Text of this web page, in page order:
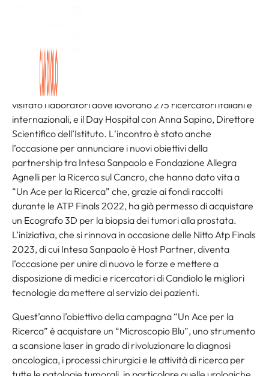
IRCCS.
Il campione accompagnato da Allegra Agnelli, Presidente
della Fondazione, e dal Direttore Gianmarco Sala, ha
visitato i laboratori dove lavorano 275 ricercatori italiani e
internazionali, e il Day Hospital con Anna Sapino, Direttore
Scientifico dell’Istituto. L‘incontro è stato anche
l’occasione per annunciare i nuovi obiettivi della
partnership tra Intesa Sanpaolo e Fondazione Allegra
Agnelli per la Ricerca sul Cancro, che hanno dato vita a
“Un Ace per la Ricerca” che, grazie ai fondi raccolti
durante le ATP Finals 2022, ha già permesso di acquistare
un Ecografo 3D per la biopsia dei tumori alla prostata.
L’iniziativa, che si rinnova in occasione delle Nitto Atp Finals
2023, di cui Intesa Sanpaolo è Host Partner, diventa
l’occasione per unire di nuovo le forze e mettere a
disposizione di medici e ricercatori di Candiolo le migliori
tecnologie da mettere al servizio dei pazienti.
Quest’anno l’obiettivo della campagna “Un Ace per la
Ricerca” è acquistare un “Microscopio Blu”, uno strumento
a scansione laser in grado di rivoluzionare la diagnosi
oncologica, i processi chirurgici e le attività di ricerca per